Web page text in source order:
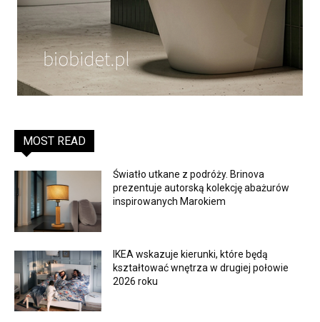
MOST READ
Światło utkane z podróży. Brinova
prezentuje autorską kolekcję abażurów
inspirowanych Marokiem
IKEA wskazuje kierunki, które będą
kształtować wnętrza w drugiej połowie
2026 roku